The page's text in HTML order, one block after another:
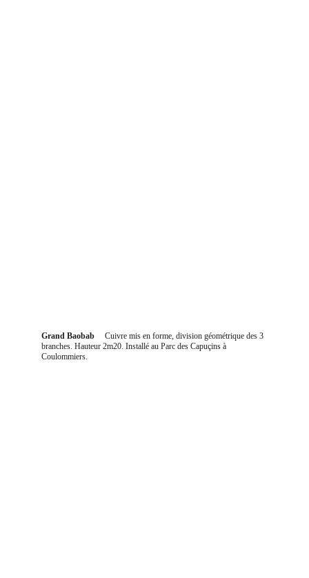
Grand Baobab Cuivre mis en forme, division géométrique des 3
branches. Hauteur 2m20. Installé au Parc des Capuçins à
Coulommiers.